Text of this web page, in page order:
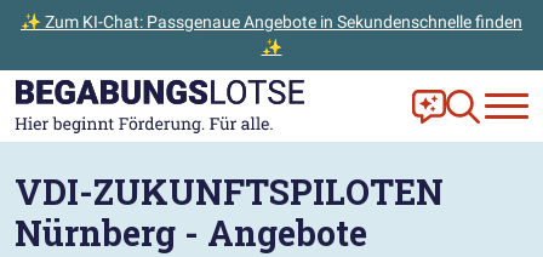
✨ Zum KI-Chat: Passgenaue Angebote in Sekundenschnelle finden
✨
Zum Hauptinhalt der Seite springen
Zur Startseite gehen Frag Ella!
Zur
VDI-ZUKUNFTSPILOTEN
Nürnberg - Angebote